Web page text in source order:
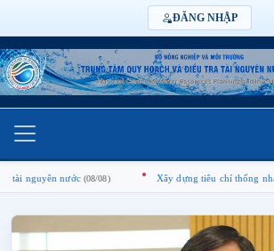
ĐĂNG NHẬP
(08/08) Xây dựng tiêu chí thống nhất nhận diện